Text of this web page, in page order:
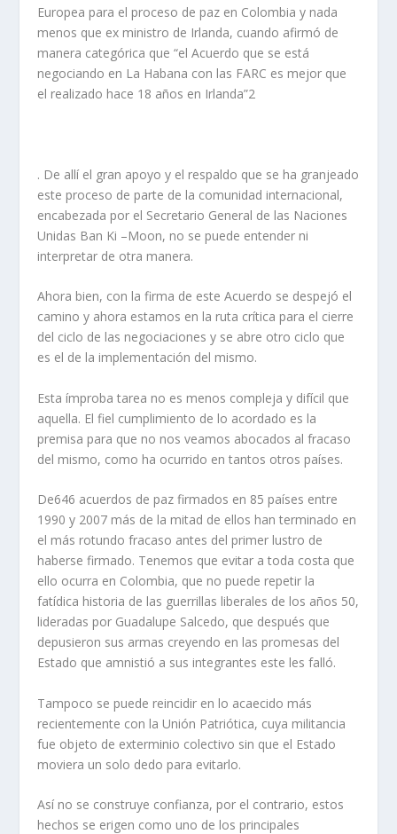
Europea para el proceso de paz en Colombia y nada
menos que ex ministro de Irlanda, cuando afirmó de
manera categórica que “el Acuerdo que se está
negociando en La Habana con las FARC es mejor que
el realizado hace 18 años en Irlanda”2
. De allí el gran apoyo y el respaldo que se ha granjeado
este proceso de parte de la comunidad internacional,
encabezada por el Secretario General de las Naciones
Unidas Ban Ki –Moon, no se puede entender ni
interpretar de otra manera.
Ahora bien, con la firma de este Acuerdo se despejó el
camino y ahora estamos en la ruta crítica para el cierre
del ciclo de las negociaciones y se abre otro ciclo que
es el de la implementación del mismo.
Esta ímproba tarea no es menos compleja y difícil que
aquella. El fiel cumplimiento de lo acordado es la
premisa para que no nos veamos abocados al fracaso
del mismo, como ha ocurrido en tantos otros países.
De646 acuerdos de paz firmados en 85 países entre
1990 y 2007 más de la mitad de ellos han terminado en
el más rotundo fracaso antes del primer lustro de
haberse firmado. Tenemos que evitar a toda costa que
ello ocurra en Colombia, que no puede repetir la
fatídica historia de las guerrillas liberales de los años 50,
lideradas por Guadalupe Salcedo, que después que
depusieron sus armas creyendo en las promesas del
Estado que amnistió a sus integrantes este les falló.
Tampoco se puede reincidir en lo acaecido más
recientemente con la Unión Patriótica, cuya militancia
fue objeto de exterminio colectivo sin que el Estado
moviera un solo dedo para evitarlo.
Así no se construye confianza, por el contrario, estos
hechos se erigen como uno de los principales